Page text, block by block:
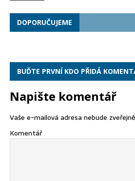
DOPORUČUJEME
BUĎTE PRVNÍ KDO PŘIDÁ
Napište komentář
Vaše e-mailová adresa nebude
Komentář